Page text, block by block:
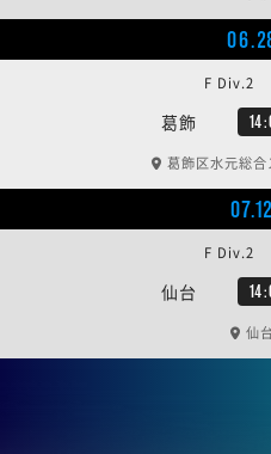
葛飾
F Div.2
葛飾区水元総
07.12
仙台
F Div.2
仙